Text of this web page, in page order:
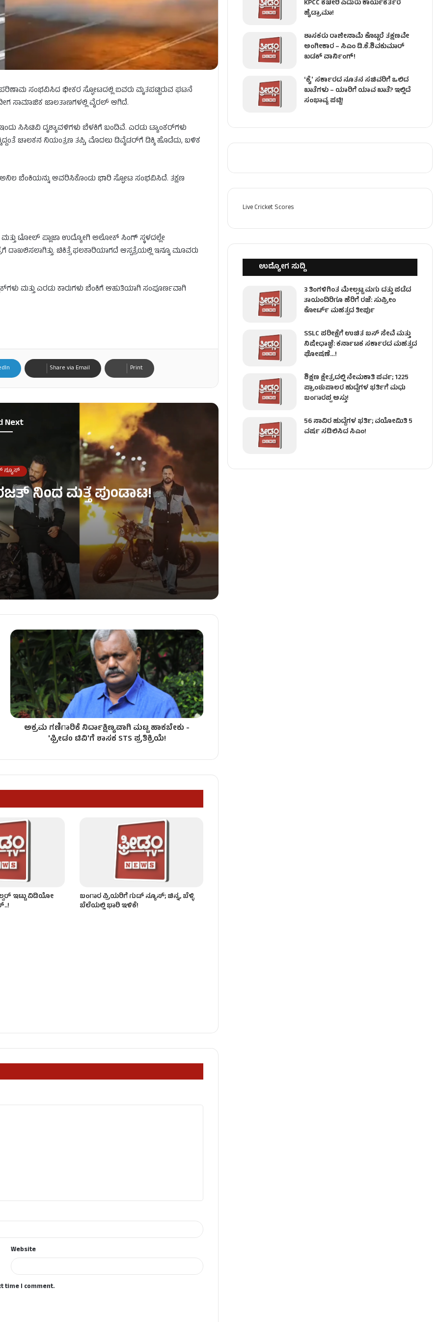
ಸಂಭವಿಸಿದ ಭೀಕರ ಸ್ಫೋಟದಲ್ಲಿ ಐವರು ಮೃತಪಟ್ಟಿರುವ ಘಟನೆ
ಸಾಮಾಜಿಕ ಜಾಲತಾಣಗಳಲ್ಲಿ ವೈರಲ್ ಆಗಿದೆ.
ಸಿಸಿಟಿವಿ ದೃಶ್ಯಾವಳಿಗಳು ಬೆಳಕಿಗೆ ಬಂದಿವೆ. ಎರಡು ಟ್ಯಾಂಕರ್‌ಗಳು
ಚಾಲಕನ ನಿಯಂತ್ರಣ ತಪ್ಪಿ, ಮೊದಲು ಡಿವೈಡರ್‌ಗೆ ಡಿಕ್ಕಿ ಹೊಡೆದು, ಬಳಿಕ
ಬೆಂಕಿಯನ್ನು ಆವರಿಸಿಕೊಂಡು ಭಾರಿ ಸ್ಫೋಟ ಸಂಭವಿಸಿದೆ. ತಕ್ಷಣ
ಟೋಲ್ ಪ್ಲಾಜಾ ಉದ್ಯೋಗಿ ಅಲೋಕ್ ಸಿಂಗ್ ಸ್ಥಳದಲ್ಲೇ
ದಾಖಲಿಸಲಾಗಿತ್ತು. ಚಿಕಿತ್ಸೆ ಫಲಕಾರಿಯಾಗದೆ ಆಸ್ಪತ್ರೆಯಲ್ಲಿ ಇನ್ನೂ ಮೂವರು
ಮತ್ತು ಎರಡು ಕಾರುಗಳು ಬೆಂಕಿಗೆ ಆಹುತಿಯಾಗಿ ಸಂಪೂರ್ಣವಾಗಿ
Share via Email Print
Next
ನ್ಯೂಸ್
ನಿಂದ ಮತ್ತೆ ಪುಂಡಾಟ!
ಗಜಪಡೆ.
ಯುದ್ಧದಿಂದ ಗ್ಯಾಸ್ ಕೊರತೆ!’
ಅಕ್ರಮ ಗಣಿಗಾರಿಕೆ ನಿರ್ದಾಕ್ಷಿಣ್ಯವಾಗಿ ಮಟ್ಟ ಹಾಕಬೇಕು -
'ಫ್ರೀಡಂ ಟಿವಿ'ಗೆ ಶಾಸಕ STS ಪ್ರತಿಕ್ರಿಯೆ!
ಇಟ್ಟು ವಿಡಿಯೋ
ಬಂಗಾರ ಪ್ರಿಯರಿಗೆ ಗುಡ್ ನ್ಯೂಸ್; ಚಿನ್ನ, ಬೆಳ್ಳಿ
ಬೆಲೆಯಲ್ಲಿ ಭಾರಿ ಇಳಿಕೆ!
Website
time I comment.
KPCC ಕಚೇರಿ ಎದುರು ಕಾರ್ಯಕರ್ತರ
ಹೈಡ್ರಾಮಾ!
ಶಾಸಕರು ರಾಜೀನಾಮೆ ಕೊಟ್ಟರೆ ತಕ್ಷಣವೇ
ಅಂಗೀಕಾರ – ಸಿಎಂ ಡಿ.ಕೆ.ಶಿವಕುಮಾರ್
ಖಡಕ್ ವಾರ್ನಿಂಗ್!
ʻಕೈʼ ಸರ್ಕಾರದ ನೂತನ ಸಚಿವರಿಗೆ ಒಲಿದ
ಖಾತೆಗಳು – ಯಾರಿಗೆ ಯಾವ ಖಾತೆ? ಇಲ್ಲಿದೆ
ಸಂಭಾವ್ಯ ಪಟ್ಟಿ!
Live Cricket Scores
ಉದ್ಯೋಗ ಸುದ್ದಿ
3 ತಿಂಗಳಿಗಿಂತ ಮೇಲ್ಪಟ್ಟ ಮಗು ದತ್ತು ಪಡೆದ
ತಾಯಂದಿರಿಗೂ ಹೆರಿಗೆ ರಜೆ: ಸುಪ್ರೀಂ
ಕೋರ್ಟ್ ಮಹತ್ವದ ತೀರ್ಪು
SSLC ಪರೀಕ್ಷೆಗೆ ಉಚಿತ ಬಸ್ ಸೇವೆ ಮತ್ತು
ನಿಷೇಧಾಜ್ಞೆ: ಕರ್ನಾಟಕ ಸರ್ಕಾರದ ಮಹತ್ವದ
ಘೋಷಣೆ…!
ಶಿಕ್ಷಣ ಕ್ಷೇತ್ರದಲ್ಲಿ ನೇಮಕಾತಿ ಪರ್ವ; 1225
ಪ್ರಾಂಶುಪಾಲರ ಹುದ್ದೆಗಳ ಭರ್ತಿಗೆ ಮಧು
ಬಂಗಾರಪ್ಪ ಅಸ್ತು!
56 ಸಾವಿರ ಹುದ್ದೆಗಳ ಭರ್ತಿ; ವಯೋಮಿತಿ 5
ವರ್ಷ ಸಡಿಲಿಸಿದ ಸಿಎಂ!